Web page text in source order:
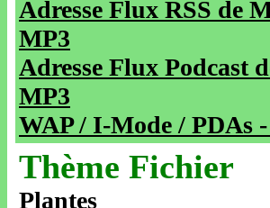
Adresse Flux RSS de
MP3
Adresse Flux Podcast
MP3
WAP / I-Mode / PDAs
Thème Fichier
Plantes